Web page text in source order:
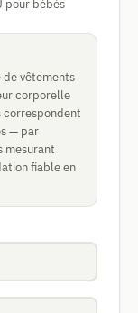
pour bébés
vêtements
corporelle
correspondent
— par
mesurant
fiable en